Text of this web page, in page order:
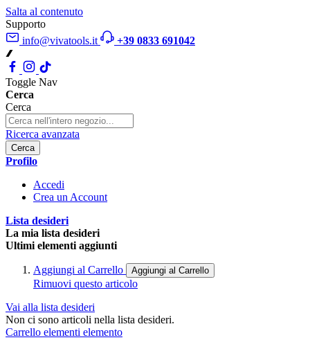
Salta al contenuto
Supporto
info@vivatools.it
+39 0833 691042
Toggle Nav
Cerca
Cerca
Ricerca avanzata
Cerca
Profilo
Accedi
Crea un Account
Lista desideri
La mia lista desideri
Ultimi elementi aggiunti
Aggiungi al Carrello Aggiungi al Carrello
Rimuovi questo articolo
Vai alla lista desideri
Non ci sono articoli nella lista desideri.
Carrello elementi elemento